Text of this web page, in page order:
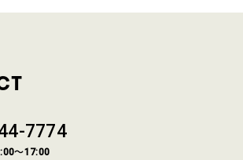
7774
～17:00